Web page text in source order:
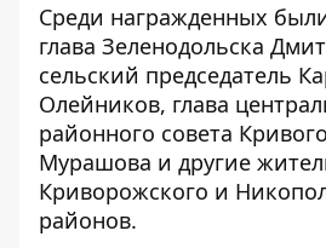
Среди награжденных
глава Зеленодольска
сельский председатель
Олейников, глава
районного совета
Мурашова и другие
Криворожского и
районов.